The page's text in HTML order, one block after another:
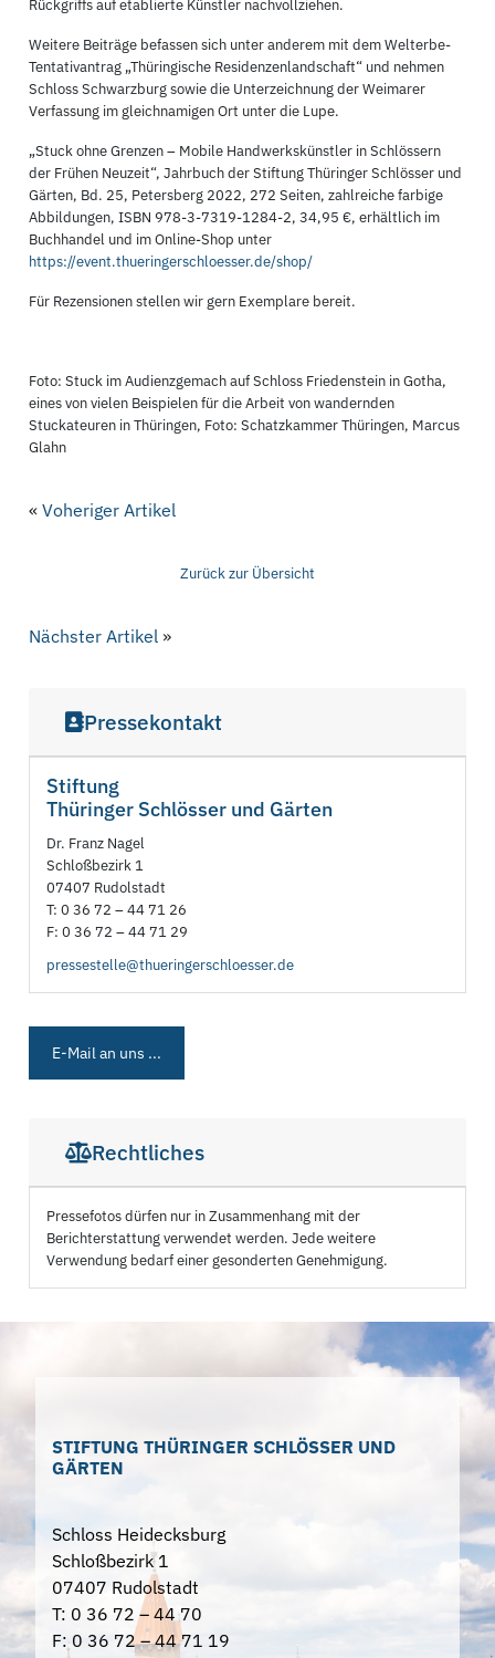
Rückgriffs auf etablierte Künstler nachvollziehen.
Weitere Beiträge befassen sich unter anderem mit dem Welterbe-
Tentativantrag „Thüringische Residenzenlandschaft“ und nehmen
Schloss Schwarzburg sowie die Unterzeichnung der Weimarer
Verfassung im gleichnamigen Ort unter die Lupe.
„Stuck ohne Grenzen – Mobile Handwerkskünstler in Schlössern
der Frühen Neuzeit“, Jahrbuch der Stiftung Thüringer Schlösser und
Gärten, Bd. 25, Petersberg 2022, 272 Seiten, zahlreiche farbige
Abbildungen, ISBN 978-3-7319-1284-2, 34,95 €, erhältlich im
Buchhandel und im Online-Shop unter
https://event.thueringerschloesser.de/shop/
Für Rezensionen stellen wir gern Exemplare bereit.
Foto: Stuck im Audienzgemach auf Schloss Friedenstein in Gotha,
eines von vielen Beispielen für die Arbeit von wandernden
Stuckateuren in Thüringen, Foto: Schatzkammer Thüringen, Marcus
Glahn
«Voheriger Artikel
Zurück zur Übersicht
Nächster Artikel »
Pressekontakt
Stiftung
Thüringer Schlösser und Gärten
Dr. Franz Nagel
Schloßbezirk 1
07407 Rudolstadt
T: 0 36 72 – 44 71 26
F: 0 36 72 – 44 71 29
pressestelle@thueringerschloesser.de
E-Mail an uns ...
Rechtliches
Pressefotos dürfen nur in Zusammenhang mit der
Berichterstattung verwendet werden. Jede weitere
Verwendung bedarf einer gesonderten Genehmigung.
STIFTUNG THÜRINGER SCHLÖSSER UND
GÄRTEN
Schloss Heidecksburg
Schloßbezirk 1
07407 Rudolstadt
T: 0 36 72 – 44 70
F: 0 36 72 – 44 71 19